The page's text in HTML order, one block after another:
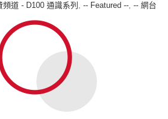
頻道 - D100 通識系列 , -- Featured --, -- 網台